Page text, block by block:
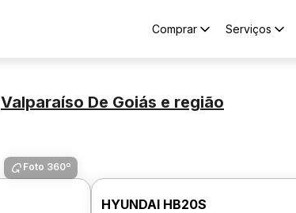
Comprar Serviços
Valparaíso De Goiás e região
Foto 360º
HYUNDAI HB20S